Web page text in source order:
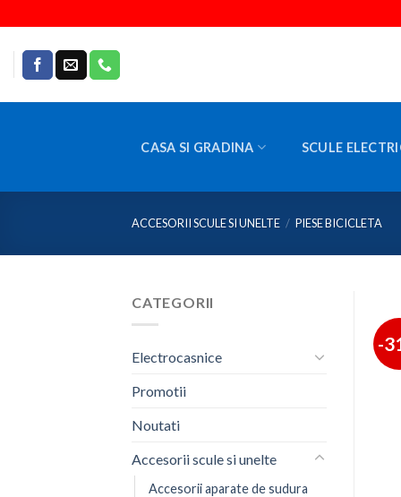
to
content
CASA SI GRADINA SCULE
ACCESORII SCULE SI UNELTE / PIESE BICICLETA
CATEGORII
Electrocasnice
Promotii
Noutati
Accesorii scule si unelte
Accesorii aparate de sudura
-